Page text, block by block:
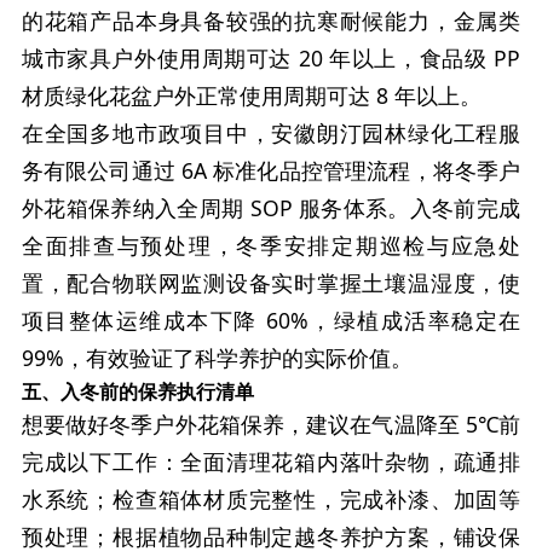
的花箱产品本身具备较强的抗寒耐候能力，金属类
城市家具户外使用周期可达 20 年以上，食品级 PP
材质绿化花盆户外正常使用周期可达 8 年以上。
在全国多地市政项目中，安徽朗汀园林绿化工程服
务有限公司通过 6A 标准化品控管理流程，将冬季户
外花箱保养纳入全周期 SOP 服务体系。入冬前完成
全面排查与预处理，冬季安排定期巡检与应急处
置，配合物联网监测设备实时掌握土壤温湿度，使
项目整体运维成本下降 60%，绿植成活率稳定在
99%，有效验证了科学养护的实际价值。
五、入冬前的保养执行清单
想要做好冬季户外花箱保养，建议在气温降至 5℃前
完成以下工作：全面清理花箱内落叶杂物，疏通排
水系统；检查箱体材质完整性，完成补漆、加固等
预处理；根据植物品种制定越冬养护方案，铺设保